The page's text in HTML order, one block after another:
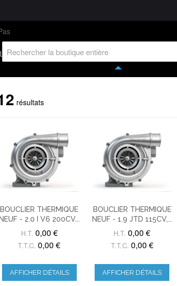
L'entreprise Savoir-faire
résultats
BOUCLIER THERMIQUE
- 2.0 I V6 200CV...
H.T. 0,00 €
T.T.C. 0,00 €
AFFICHER DÉTAILS
BOUCLIER THERMIQUE
NEUF - 1.9 JTD 115CV,...
H.T. 0,00 €
T.T.C. 0,00 €
AFFICHER DÉTAILS